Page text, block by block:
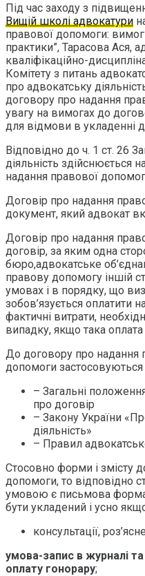
Під час заходу з
Вищій школі адвокатури
правової допомоги:
практики”, Тарасова Ася,
кваліфікаційно-
Комітету з питань
про адвокатську
договору про надання
увагу на вимогах до
для відмови в укладенні
Відповідно до ч. 1 ст. 26
діяльність здійснюється
надання правової
Договір про надання
документ, який адвокат
Договір про надання
договір, за яким одна
бюро,адвокатське
правову допомогу іншій
умовах і в порядку, що
зобов’язується оплатити
фактичні витрати,
випадку, якщо така
До договору про надання
допомоги
– Загальні
про договір
– Закону України
діяльність»
– Правил
Стосовно форми і змісту
допомоги, то відповідно
умовою є письмова
бути укладений і усно
консультації,
умова-запис в журналі
оплату гонорару;